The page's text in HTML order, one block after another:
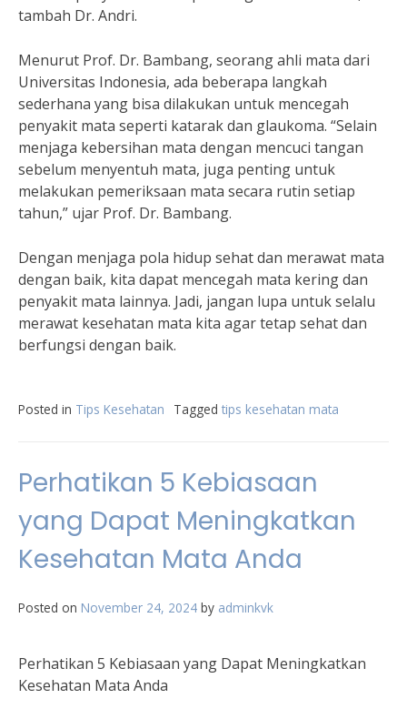
tambah Dr. Andri.
Menurut Prof. Dr. Bambang, seorang ahli mata dari
Universitas Indonesia, ada beberapa langkah
sederhana yang bisa dilakukan untuk mencegah
penyakit mata seperti katarak dan glaukoma. “Selain
menjaga kebersihan mata dengan mencuci tangan
sebelum menyentuh mata, juga penting untuk
melakukan pemeriksaan mata secara rutin setiap
tahun,” ujar Prof. Dr. Bambang.
Dengan menjaga pola hidup sehat dan merawat mata
dengan baik, kita dapat mencegah mata kering dan
penyakit mata lainnya. Jadi, jangan lupa untuk selalu
merawat kesehatan mata kita agar tetap sehat dan
berfungsi dengan baik.
Posted in Tips Kesehatan Tagged tips kesehatan mata
Perhatikan 5 Kebiasaan
yang Dapat Meningkatkan
Kesehatan Mata Anda
Posted on November 24, 2024 by adminkvk
Perhatikan 5 Kebiasaan yang Dapat Meningkatkan
Kesehatan Mata Anda